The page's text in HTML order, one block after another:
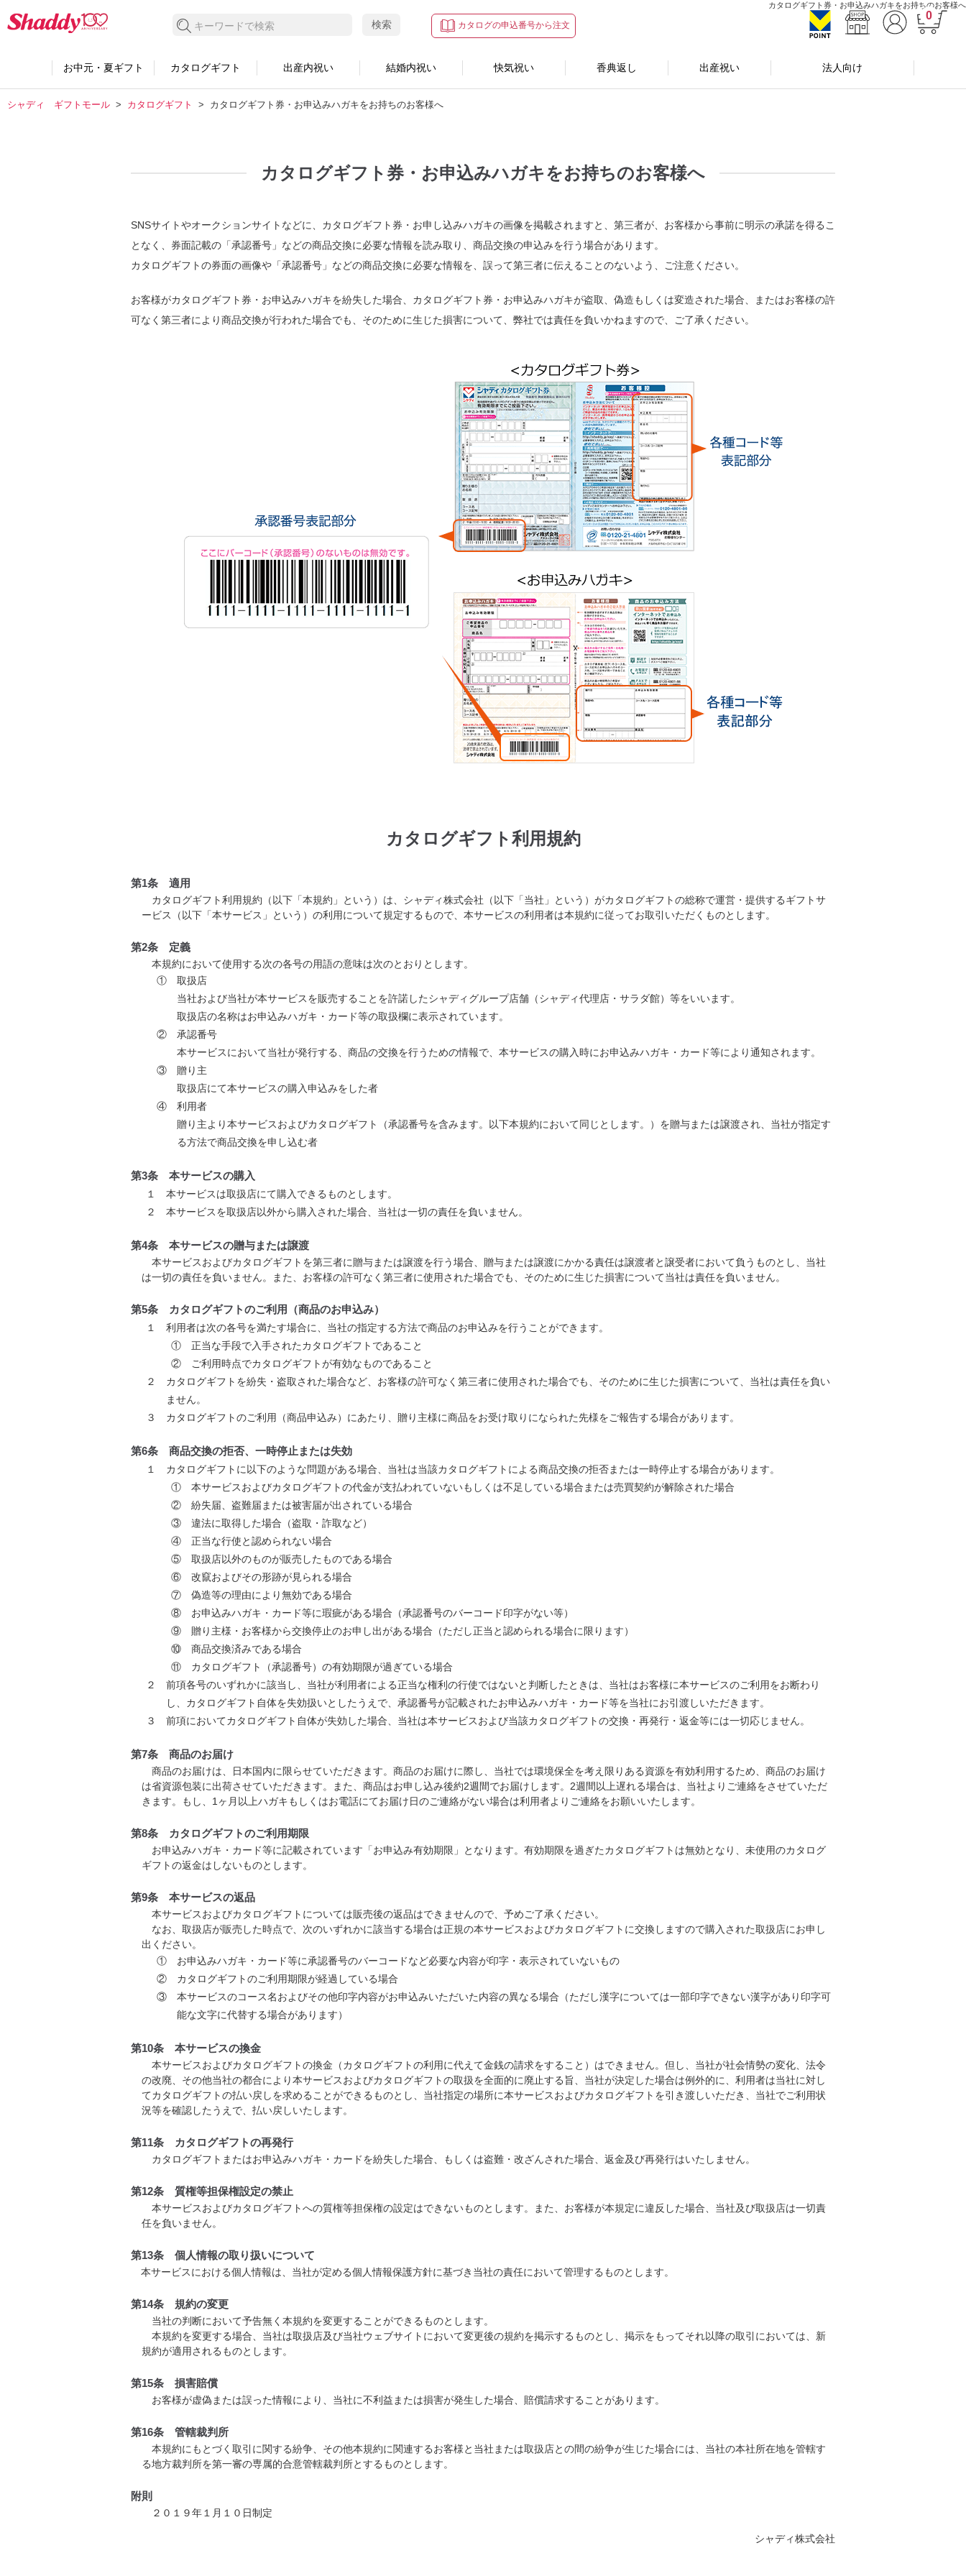
カタログギフト券・お申込みハガキをお持ちのお客様へ
0
カタログの申込番号から注文
検索する 検索
お中元・夏ギフト カタログギフト 出産内祝い 結婚内祝い 快気祝い 香典返し 出産祝い 法人向け
シャディ ギフトモール カタログギフト カタログギフト券・お申込みハガキをお持ちのお客様へ
カタログギフト券・お申込みハガキをお持ちのお客様へ
SNSサイトやオークションサイトなどに、カタログギフト券・お申し込みハガキの画像を掲載されますと、第三者が、お客様から事前に明示の承諾を得るこ
となく、券面記載の「承認番号」などの商品交換に必要な情報を読み取り、商品交換の申込みを行う場合があります。
カタログギフトの券面の画像や「承認番号」などの商品交換に必要な情報を、誤って第三者に伝えることのないよう、ご注意ください。
お客様がカタログギフト券・お申込みハガキを紛失した場合、カタログギフト券・お申込みハガキが盗取、偽造もしくは変造された場合、またはお客様の許
可なく第三者により商品交換が行われた場合でも、そのために生じた損害について、弊社では責任を負いかねますので、ご了承ください。
カタログギフト利用規約
第1条 適用
カタログギフト利用規約（以下「本規約」という）は、シャディ株式会社（以下「当社」という）がカタログギフトの総称で運営・提供するギフトサ
ービス（以下「本サービス」という）の利用について規定するもので、本サービスの利用者は本規約に従ってお取引いただくものとします。
第2条 定義
本規約において使用する次の各号の用語の意味は次のとおりとします。
① 取扱店
当社および当社が本サービスを販売することを許諾したシャディグループ店舗（シャディ代理店・サラダ館）等をいいます。
取扱店の名称はお申込みハガキ・カード等の取扱欄に表示されています。
② 承認番号
本サービスにおいて当社が発行する、商品の交換を行うための情報で、本サービスの購入時にお申込みハガキ・カード等により通知されます。
③ 贈り主
取扱店にて本サービスの購入申込みをした者
④ 利用者
贈り主より本サービスおよびカタログギフト（承認番号を含みます。以下本規約において同じとします。）を贈与または譲渡され、当社が指定す
る方法で商品交換を申し込む者
第3条 本サービスの購入
１ 本サービスは取扱店にて購入できるものとします。
２ 本サービスを取扱店以外から購入された場合、当社は一切の責任を負いません。
第4条 本サービスの贈与または譲渡
本サービスおよびカタログギフトを第三者に贈与または譲渡を行う場合、贈与または譲渡にかかる責任は譲渡者と譲受者において負うものとし、当社
は一切の責任を負いません。また、お客様の許可なく第三者に使用された場合でも、そのために生じた損害について当社は責任を負いません。
第5条 カタログギフトのご利用（商品のお申込み）
１ 利用者は次の各号を満たす場合に、当社の指定する方法で商品のお申込みを行うことができます。
① 正当な手段で入手されたカタログギフトであること
② ご利用時点でカタログギフトが有効なものであること
２ カタログギフトを紛失・盗取された場合など、お客様の許可なく第三者に使用された場合でも、そのために生じた損害について、当社は責任を負い
ません。
３ カタログギフトのご利用（商品申込み）にあたり、贈り主様に商品をお受け取りになられた先様をご報告する場合があります。
第6条 商品交換の拒否、一時停止または失効
１ カタログギフトに以下のような問題がある場合、当社は当該カタログギフトによる商品交換の拒否または一時停止する場合があります。
① 本サービスおよびカタログギフトの代金が支払われていないもしくは不足している場合または売買契約が解除された場合
② 紛失届、盗難届または被害届が出されている場合
③ 違法に取得した場合（盗取・詐取など）
④ 正当な行使と認められない場合
⑤ 取扱店以外のものが販売したものである場合
⑥ 改竄およびその形跡が見られる場合
⑦ 偽造等の理由により無効である場合
⑧ お申込みハガキ・カード等に瑕疵がある場合（承認番号のバーコード印字がない等）
⑨ 贈り主様・お客様から交換停止のお申し出がある場合（ただし正当と認められる場合に限ります）
⑩ 商品交換済みである場合
⑪ カタログギフト（承認番号）の有効期限が過ぎている場合
２ 前項各号のいずれかに該当し、当社が利用者による正当な権利の行使ではないと判断したときは、当社はお客様に本サービスのご利用をお断わり
し、カタログギフト自体を失効扱いとしたうえで、承認番号が記載されたお申込みハガキ・カード等を当社にお引渡しいただきます。
３ 前項においてカタログギフト自体が失効した場合、当社は本サービスおよび当該カタログギフトの交換・再発行・返金等には一切応じません。
第7条 商品のお届け
商品のお届けは、日本国内に限らせていただきます。商品のお届けに際し、当社では環境保全を考え限りある資源を有効利用するため、商品のお届け
は省資源包装に出荷させていただきます。また、商品はお申し込み後約2週間でお届けします。2週間以上遅れる場合は、当社よりご連絡をさせていただ
きます。もし、1ヶ月以上ハガキもしくはお電話にてお届け日のご連絡がない場合は利用者よりご連絡をお願いいたします。
第8条 カタログギフトのご利用期限
お申込みハガキ・カード等に記載されています「お申込み有効期限」となります。有効期限を過ぎたカタログギフトは無効となり、未使用のカタログ
ギフトの返金はしないものとします。
第9条 本サービスの返品
本サービスおよびカタログギフトについては販売後の返品はできませんので、予めご了承ください。
なお、取扱店が販売した時点で、次のいずれかに該当する場合は正規の本サービスおよびカタログギフトに交換しますので購入された取扱店にお申し
出ください。
① お申込みハガキ・カード等に承認番号のバーコードなど必要な内容が印字・表示されていないもの
② カタログギフトのご利用期限が経過している場合
③ 本サービスのコース名およびその他印字内容がお申込みいただいた内容の異なる場合（ただし漢字については一部印字できない漢字があり印字可
能な文字に代替する場合があります）
第10条 本サービスの換金
本サービスおよびカタログギフトの換金（カタログギフトの利用に代えて金銭の請求をすること）はできません。但し、当社が社会情勢の変化、法令
の改廃、その他当社の都合により本サービスおよびカタログギフトの取扱を全面的に廃止する旨、当社が決定した場合は例外的に、利用者は当社に対し
てカタログギフトの払い戻しを求めることができるものとし、当社指定の場所に本サービスおよびカタログギフトを引き渡しいただき、当社でご利用状
況等を確認したうえで、払い戻しいたします。
第11条 カタログギフトの再発行
カタログギフトまたはお申込みハガキ・カードを紛失した場合、もしくは盗難・改ざんされた場合、返金及び再発行はいたしません。
第12条 質権等担保権設定の禁止
本サービスおよびカタログギフトへの質権等担保権の設定はできないものとします。また、お客様が本規定に違反した場合、当社及び取扱店は一切責
任を負いません。
第13条 個人情報の取り扱いについて
本サービスにおける個人情報は、当社が定める個人情報保護方針に基づき当社の責任において管理するものとします。
第14条 規約の変更
当社の判断において予告無く本規約を変更することができるものとします。
本規約を変更する場合、当社は取扱店及び当社ウェブサイトにおいて変更後の規約を掲示するものとし、掲示をもってそれ以降の取引においては、新
規約が適用されるものとします。
第15条 損害賠償
お客様が虚偽または誤った情報により、当社に不利益または損害が発生した場合、賠償請求することがあります。
第16条 管轄裁判所
本規約にもとづく取引に関する紛争、その他本規約に関連するお客様と当社または取扱店との間の紛争が生じた場合には、当社の本社所在地を管轄す
る地方裁判所を第一審の専属的合意管轄裁判所とするものとします。
附則
２０１９年１月１０日制定
シャディ株式会社